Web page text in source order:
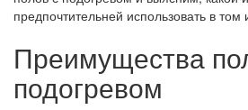
предпочтительней использовать в
Преимущества
подогревом